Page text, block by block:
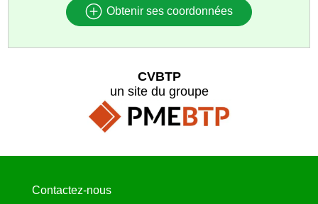
Obtenir ses coordonnées
CVBTP
un site du groupe
Contactez-nous